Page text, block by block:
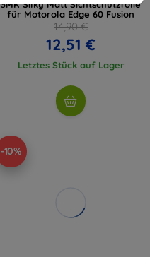
3MK Silky Matt Sichtschutzfolie
für Motorola Edge 60 Fusion
14,90 €
12,51 €
Letztes Stück auf Lager
-10%